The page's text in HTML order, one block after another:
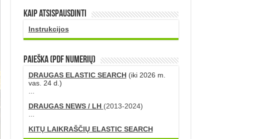
Kaip atsispausdinti
Instrukcijos
PAIEŠKA (PDF numerių)
DRAUGAS ELASTIC SEARCH(iki 2026 m.
vas. 24 d.)
...
DRAUGAS NEWS / LH (2013-2024)
...
KITŲ LAIKRAŠČIŲ ELASTIC SEARCH